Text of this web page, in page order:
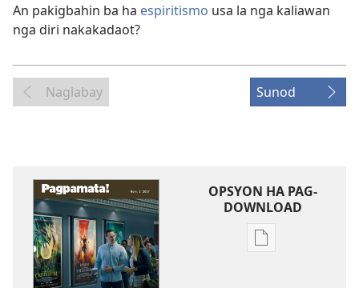
An pakigbahin ba ha espiritismo usa la nga kaliawan
nga diri nakakadaot?
Naglabay Sunod
OPSYON HA PAG-
DOWNLOAD
Opsyon